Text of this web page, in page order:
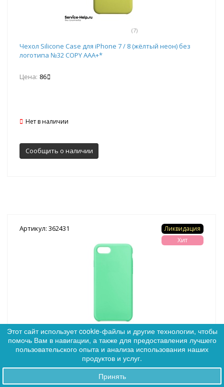
0
(7)
Чехол Silicone Case для iPhone 7 / 8 (жёлтый неон) без
логотипа №32 COPY AAA+*
Цена: 86
Нет в наличии
Сообщить о наличии
Артикул: 362431
(9)
Ликвидация
Хит
Чехол Silicone Case для iPhone 7 / 8 (весенний зелёный)
без логотипа №50 COPY AAA+*
Этот сайт использует cookie-файлы и другие технологии, чтобы
помочь Вам в навигации, а также для предоставления лучшего
пользовательского опыта и анализа использования наших
продуктов и услуг.
Принять